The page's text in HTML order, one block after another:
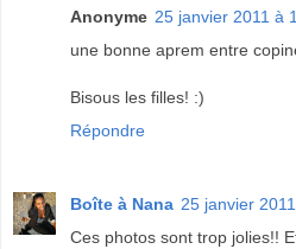
Anonyme 25 janvier 2011 à
une bonne aprem entre
Bisous les filles! :)
Répondre
Boîte à Nana 25 janvier
Ces photos sont trop jolies!!